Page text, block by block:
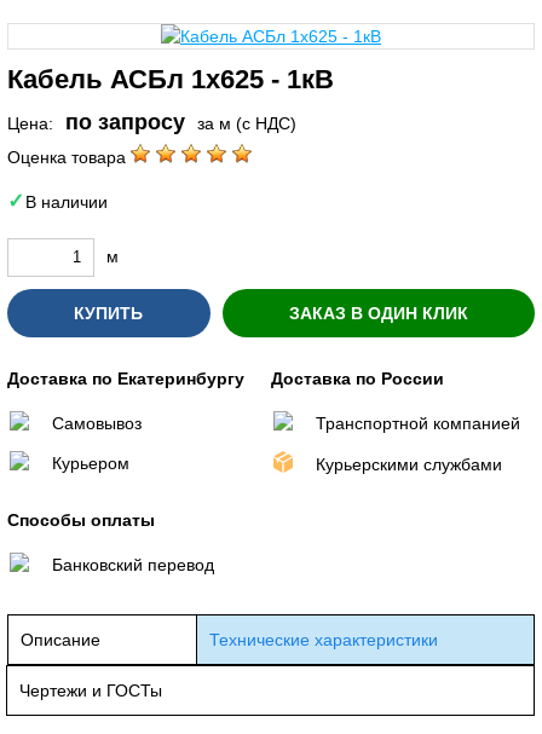
Кабель АСБл 1х625 - 1кВ
Цена: по запросу
за м (с НДС)
Оценка товара
В наличии
м
КУПИТЬ ЗАКАЗ В ОДИН КЛИК
Доставка по Екатеринбургу
Самовывоз
Курьером
Доставка по России
Транспортной компанией
Курьерскими службами
Способы оплаты
Банковский перевод
Описание Технические характеристики
Чертежи и ГОСТы